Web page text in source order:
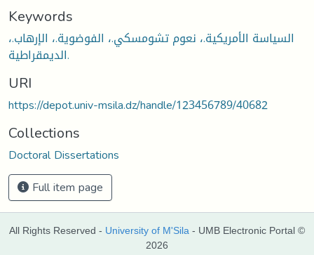
Keywords
السياسة الأمريكية.، نعوم تشومسكي.، الفوضوية.، الإرهاب.،
الديمقراطية.
URI
https://depot.univ-msila.dz/handle/123456789/40682
Collections
Doctoral Dissertations
Full item page
All Rights Reserved - University of M'Sila - UMB Electronic Portal ©
2026